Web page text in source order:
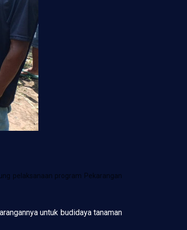
pelaksanaan program Pekarangan
untuk budidaya tanaman